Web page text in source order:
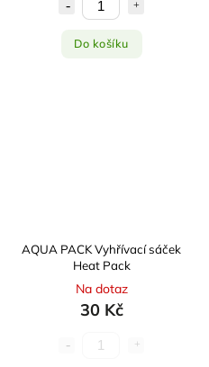
Do košíku
AQUA PACK Vyhřívací sáček
Heat Pack
Na dotaz
30 Kč